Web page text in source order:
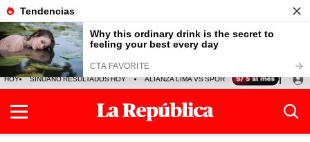
HOY SINUANO RESULTADOS HOY ALIANZA LIMA VS SPORT BOYS JORGE